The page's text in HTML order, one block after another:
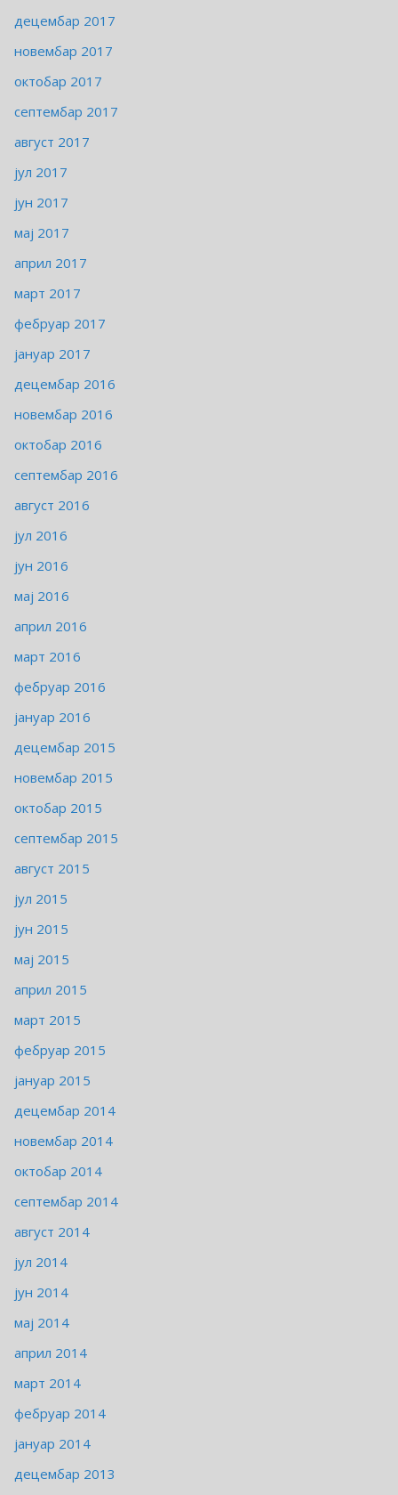
децембар 2017
новембар 2017
октобар 2017
септембар 2017
август 2017
јул 2017
јун 2017
мај 2017
април 2017
март 2017
фебруар 2017
јануар 2017
децембар 2016
новембар 2016
октобар 2016
септембар 2016
август 2016
јул 2016
јун 2016
мај 2016
април 2016
март 2016
фебруар 2016
јануар 2016
децембар 2015
новембар 2015
октобар 2015
септембар 2015
август 2015
јул 2015
јун 2015
мај 2015
април 2015
март 2015
фебруар 2015
јануар 2015
децембар 2014
новембар 2014
октобар 2014
септембар 2014
август 2014
јул 2014
јун 2014
мај 2014
април 2014
март 2014
фебруар 2014
јануар 2014
децембар 2013